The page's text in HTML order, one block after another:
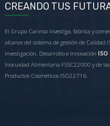
CREANDO TUS
El Grupo Carinsa investiga, fabrica y
alcance del sistema de gestión de Calidad
Investigación, Desarrollo e Innovación ISO
Inocuidad Alimentaria FSSC22000 y de
Productos Cosméticos ISO22716.